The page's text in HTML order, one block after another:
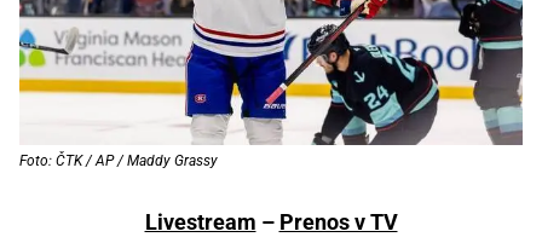
Foto: ČTK / AP / Maddy Grassy
Livestream – Prenos v TV